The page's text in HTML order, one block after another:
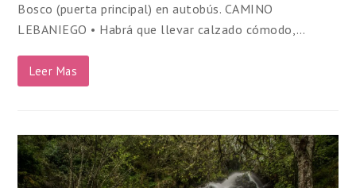
Bosco (puerta principal) en autobús. CAMINO
LEBANIEGO • Habrá que llevar calzado cómodo,…
Leer Mas